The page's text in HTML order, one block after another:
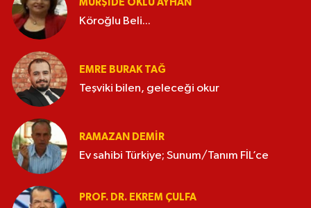
MÜRŞIDE OKLU AYHAN
Köroğlu Beli...
EMRE BURAK TAĞ
Teşviki bilen, geleceği okur
RAMAZAN DEMİR
Ev sahibi Türkiye; Sunum/Tanım FİL’ce
PROF. DR. EKREM ÇULFA